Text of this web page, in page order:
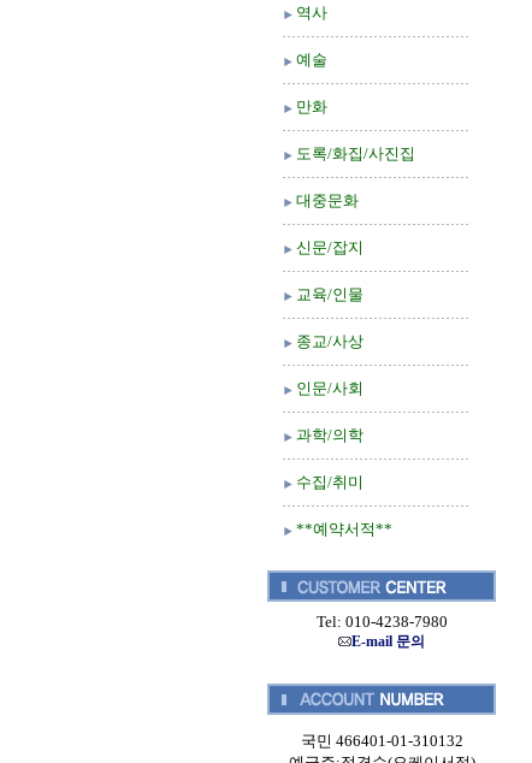
역사
예술
만화
도록/화집/사진집
대중문화
신문/잡지
교육/인물
종교/사상
인문/사회
과학/의학
수집/취미
**예약서적**
Tel: 010-4238-7980
E-mail 문의
국민 466401-01-310132